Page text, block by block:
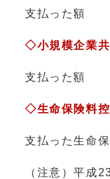
支払った額
◇小規模企業
支払った額
◇生命保険料
支払った生命
（注意）平成